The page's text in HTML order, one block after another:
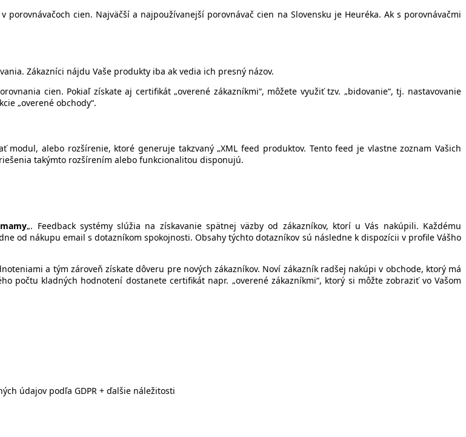
cien. Najväčší a najpoužívanejší porovnávač cien na Slovensku je Heuréka. Ak s porovnávačmi
Zákazníci nájdu Vaše produkty iba ak vedia ich presný názov.
cien. Pokiaľ získate aj certifikát „overené zákazníkmi“, môžete využiť tzv. „bidovanie“, tj. nastavovanie
„overené obchody“.
alebo rozšírenie, ktoré generuje takzvaný „XML feed produktov. Tento feed je vlastne zoznam Vašich
takýmto rozšírením alebo funkcionalitou disponujú.
„. Feedback systémy slúžia na získavanie spätnej väzby od zákazníkov, ktorí u Vás nakúpili. Každému
od nákupu email s dotazníkom spokojnosti. Obsahy týchto dotazníkov sú následne k dispozícii v profile Vášho
a tým zároveň získate dôveru pre nových zákazníkov. Noví zákazník radšej nakúpi v obchode, ktorý má
počtu kladných hodnotení dostanete certifikát napr. „overené zákazníkmi“, ktorý si môžte zobraziť vo Vašom
údajov podľa GDPR + ďalšie náležitosti